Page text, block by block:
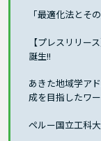
「最適化法とそ
【プレスリリー
誕生!!
あきた地域学ア
成を目指したワ
ペルー国立工科